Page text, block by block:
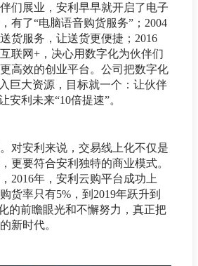
们展业，安利早早就开启了电子
有了“电脑语音购货服务”；2004
货服务，让送货更便捷；2016
联网+，决心用数字化为伙伴们
高效的创业平台。公司把数字化
巨大资源，目标就一个：让伙伴
安利未来“10倍提速”。
对安利来说，交易线上化不仅是
更要符合安利独特的商业模式。
2016年，安利云购平台成功上
货率只有5%，到2019年跃升到
的前瞻眼光和不懈努力，真正把
新时代。